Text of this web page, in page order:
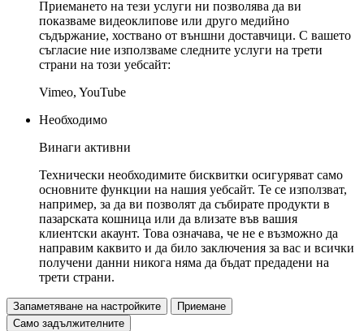
Приемането на тези услуги ни позволява да ви
показваме видеоклипове или друго медийно
съдържание, хоствано от външни доставчици. С вашето
съгласие ние използваме следните услуги на трети
страни на този уебсайт:
Vimeo, YouTube
Необходимо
Винаги активни
Технически необходимите бисквитки осигуряват само
основните функции на нашия уебсайт. Те се използват,
например, за да ви позволят да събирате продукти в
пазарската кошница или да влизате във вашия
клиентски акаунт. Това означава, че не е възможно да
направим каквито и да било заключения за вас и всички
получени данни никога няма да бъдат предадени на
трети страни.
Запаметяване на настройките
Приемане
Само задължителните